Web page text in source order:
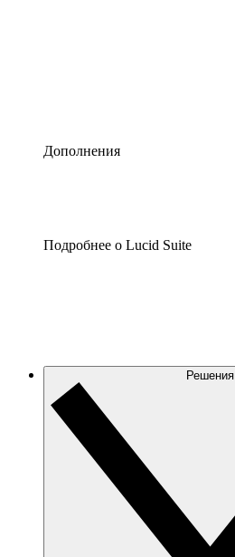
Дополнения
Подробнее о Lucid Suite
Решения